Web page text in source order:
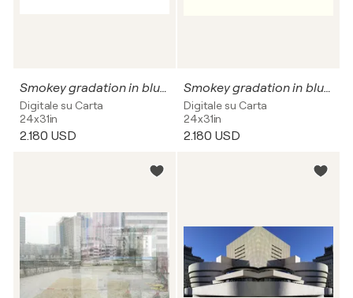
Smokey gradation in blue 2
Digitale su Carta
24x31in
2.180 USD
Smokey gradation in blue 3
Digitale su Carta
24x31in
2.180 USD